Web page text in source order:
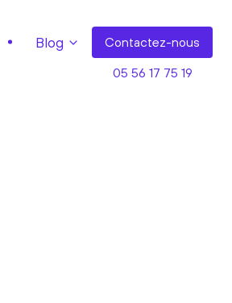
Blog Contactez-nous
05 56 17 75 19